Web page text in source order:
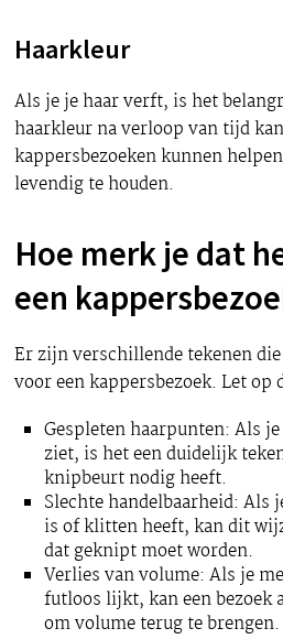
Haarkleur
Als je je haar verft, is het
haarkleur na verloop van tijd
kappersbezoeken kunnen
levendig te houden.
Hoe merk je dat
een
Er zijn verschillende tekenen
voor een kappersbezoek. Let op
Gespleten haarpunten: Als
ziet, is het een duidelijk
knipbeurt nodig heeft.
Slechte handelbaarheid: Als
is of klitten heeft, kan dit
dat geknipt moet worden.
Verlies van volume: Als je
futloos lijkt, kan een bezoek
om volume terug te brengen.